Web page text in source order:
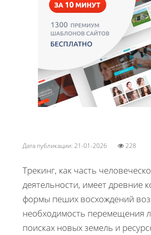
Дата публикации: 21-01-2026 228
Трекинг, как часть
деятельности, имеет древние
формы пеших восхождений
необходимость перемещения
поисках новых земель и